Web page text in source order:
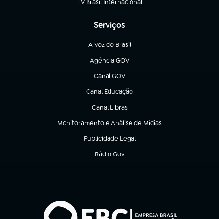
TV Brasil Internacional
(abre em nova aba)
Serviços
A Voz do Brasil
(abre em nova aba)
Agência GOV
(abre em nova aba)
Canal GOV
(abre em nova aba)
Canal Educação
(abre em nova aba)
Canal Libras
(abre em nova aba)
Monitoramento e Análise de Mídias
(abre em nova aba)
Publicidade Legal
(abre em nova aba)
Rádio Gov
(abre em nova aba)